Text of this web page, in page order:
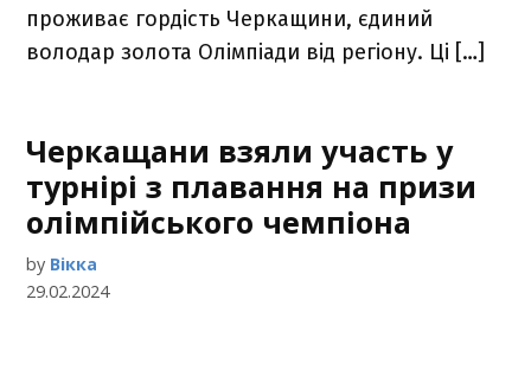
проживає гордість Черкащини, єдиний
володар золота Олімпіади від регіону. Ці […]
Черкащани взяли участь у
турнірі з плавання на призи
олімпійського чемпіона
by Вікка
29.02.2024